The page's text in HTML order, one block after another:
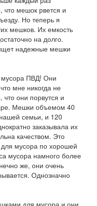
что мешок рвется и
Но теперь я
мешков. Их емкость
на долго.
надежные мешки
ПВД! Они
мне никогда не
что они порвутся и
Мешки объемом 40
семьи, и 120
заказывала их
качеством. Это
мусора по хорошей
мусора намного более
же, они очень
Однозначно
для мусора и они